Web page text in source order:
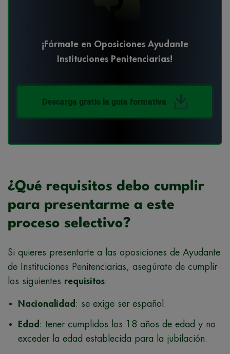
¡Fórmate en Oposiciones Ayudante
Instituciones Penitenciarias!
Descarga gratis la guía formativa
¿Qué requisitos debo cumplir
para presentarme a este
proceso selectivo?
Si quieres presentarte a las oposiciones de Ayudante
de Instituciones Penitenciarias, asegúrate de cumplir
los siguientes requisitos:
Nacionalidad : se exige ser español.
Edad : tener cumplidos los 18 años de edad y no
exceder la edad establecida para la jubilación.